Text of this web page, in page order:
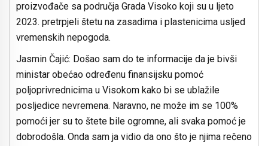
proizvođače sa područja Grada Visoko koji su u ljeto
2023. pretrpjeli štetu na zasadima i plastenicima usljed
vremenskih nepogoda.
Jasmin Čajić: Došao sam do te informacije da je bivši
ministar obećao određenu finansijsku pomoć
poljoprivrednicima u Visokom kako bi se ublažile
posljedice nevremena. Naravno, ne može im se 100%
pomoći jer su to štete bile ogromne, ali svaka pomoć je
dobrodošla. Onda sam ja vidio da ono što je njima rečeno